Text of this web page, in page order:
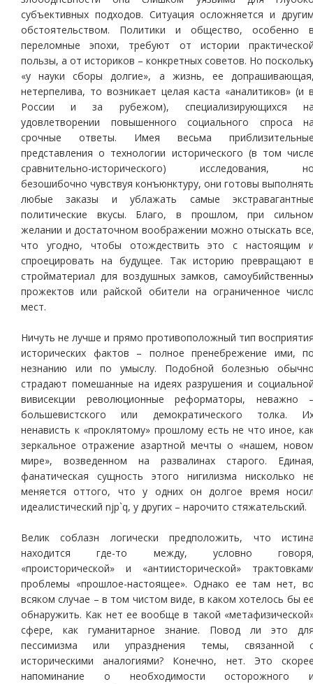
субъективных подходов. Ситуация осложняется и
обстоятельством. Политики и общество, особенно
переломные эпохи, требуют от истории
пользы, а от историков – конкретных советов. Но
«у науки сборы долгие», а жизнь, ее
нетерпелива, то возникает целая каста «аналитиков» (и
России и за рубежом), специализирующихся
удовлетворении повышенного социального спроса
срочные ответы. Имея весьма
представления о технологии исторического (в том
сравнительно-исторического) исследования,
безошибочно чувствуя конъюнктуру, они готовы
любые заказы и ублажать самые
политические вкусы. Благо, в прошлом, при
желании и достаточном воображении можно отыскать
что угодно, чтобы отождествить это с настоящим
спроецировать на будущее. Так историю превращают
стройматериал для воздушных замков,
прожектов или райской обители на ограниченное
мест.
Ничуть не лучше и прямо противоположный тип
исторических фактов – полное пренебрежение ими,
незнанию или по умыслу. Подобной болезнью
страдают помешанные на идеях разрушения и
вивисекции революционные реформаторы, неважно
большевистского или демократического толка.
ненависть к «проклятому» прошлому есть не что иное,
зеркальное отражение азартной мечты о «нашем,
мире», возведенном на развалинах старого.
фанатическая сущность этого нигилизма нисколько
меняется оттого, что у одних он долгое время
идеалистический njp`q, у других – нарочито стяжательский.
Велик соблазн логически предположить, что
находится где-то между, условно
«происторической» и «антиисторической»
проблемы «прошлое-настоящее». Однако ее там нет,
всяком случае – в том чистом виде, в каком хотелось бы
обнаружить. Как нет ее вообще в такой
сфере, как гуманитарное знание. Повод ли это
пессимизма или упразднения темы, связанной
историческими аналогиями? Конечно, нет. Это
напоминание о необходимости осторожного